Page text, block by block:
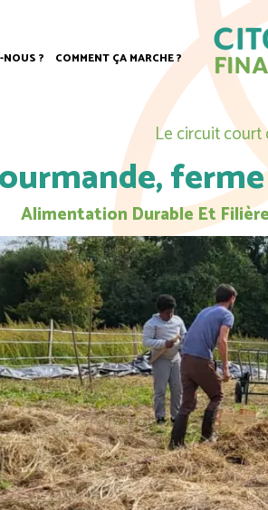
NOUS ? COMMENT ÇA MARCHE ?
Le circuit court
Alimentation Durable Et